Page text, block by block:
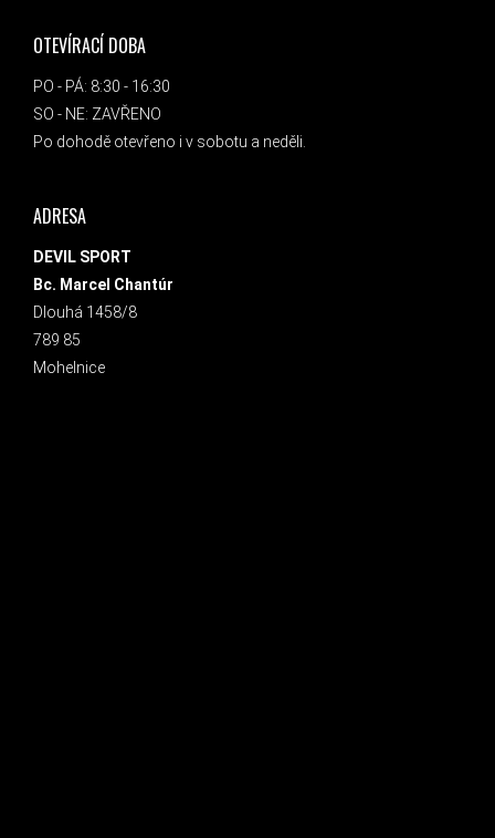
OTEVÍRACÍ DOBA
PO - PÁ: 8:30 - 16:30
SO - NE: ZAVŘENO
Po dohodě otevřeno i v sobotu a neděli.
ADRESA
DEVIL SPORT
Bc. Marcel Chantúr
Dlouhá 1458/8
789 85
Mohelnice